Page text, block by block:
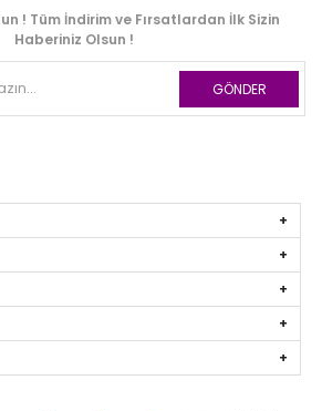
! Tüm İndirim ve Fırsatlardan İlk Sizin
Haberiniz Olsun !
GÖNDER